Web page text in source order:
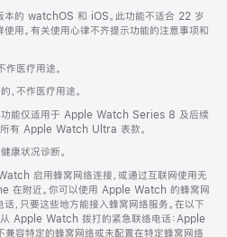
开)
本的 watchOS 和 iOS。此功能不适合 22 岁
用。有关使用心律不齐提示功能的注意事项和
医疗用途。
不作医疗用途。
功能仅适用于 Apple Watch Series 8 及后续
有 Apple Watch Ultra 表款。
康状况诊断。
启用蜂窝网络连接，或通过互联网使用无
在附近。你可以使用 Apple Watch 的蜂窝网
，只要这些地方能接入蜂窝网络服务。在以下
从 Apple Watch 拨打的紧急联络电话：Apple
容特定的蜂窝网络或未配置在特定蜂窝网络